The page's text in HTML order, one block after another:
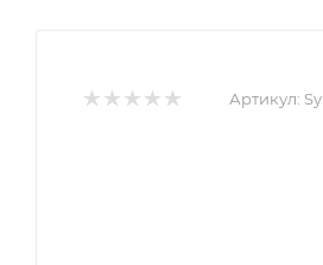
Артикул: